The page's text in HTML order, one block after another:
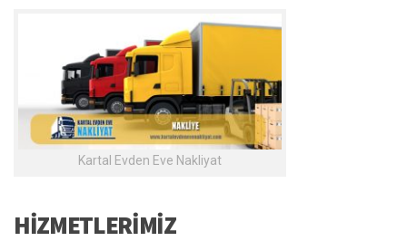
Kartal Evden Eve Nakliyat
HİZMETLERİMİZ